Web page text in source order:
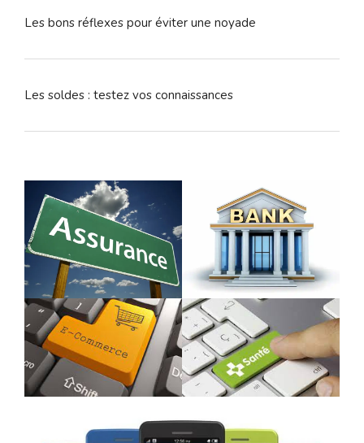
Les bons réflexes pour éviter une noyade
Les soldes : testez vos connaissances